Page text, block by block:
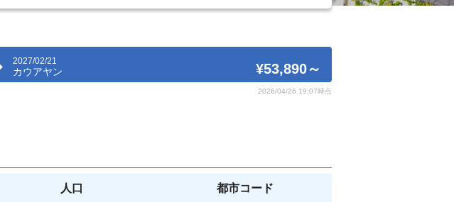
2027/02/21
カウアヤン ¥53,890～
2026/04/26 19:07時点
人口 都市コード